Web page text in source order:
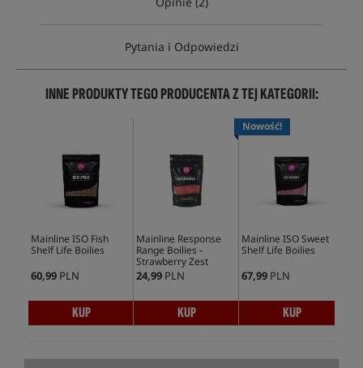
Pytania i Odpowiedzi
INNE PRODUKTY TEGO PRODUCENTA Z TEJ KATEGORII:
Mainline ISO Fish
Shelf Life Boilies
60,99 PLN
KUP
Mainline Response
Range Boilies -
Strawberry Zest
24,99 PLN
KUP
Nowość!
Mainline ISO Sweet
Shelf Life Boilies
67,99 PLN
KUP